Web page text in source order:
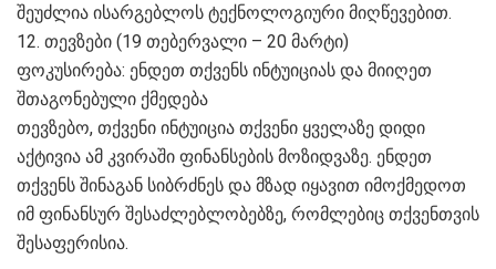
შეუძლია ისარგებლოს ტექნოლოგიური მიღწევებით.
12. თევზები (19 თებერვალი – 20 მარტი)
ფოკუსირება: ენდეთ თქვენს ინტუიციას და მიიღეთ
შთაგონებული ქმედება
თევზებო, თქვენი ინტუიცია თქვენი ყველაზე დიდი
აქტივია ამ კვირაში ფინანსების მოზიდვაზე. ენდეთ
თქვენს შინაგან სიბრძნეს და მზად იყავით იმოქმედოთ
იმ ფინანსურ შესაძლებლობებზე, რომლებიც თქვენთვის
შესაფერისია.